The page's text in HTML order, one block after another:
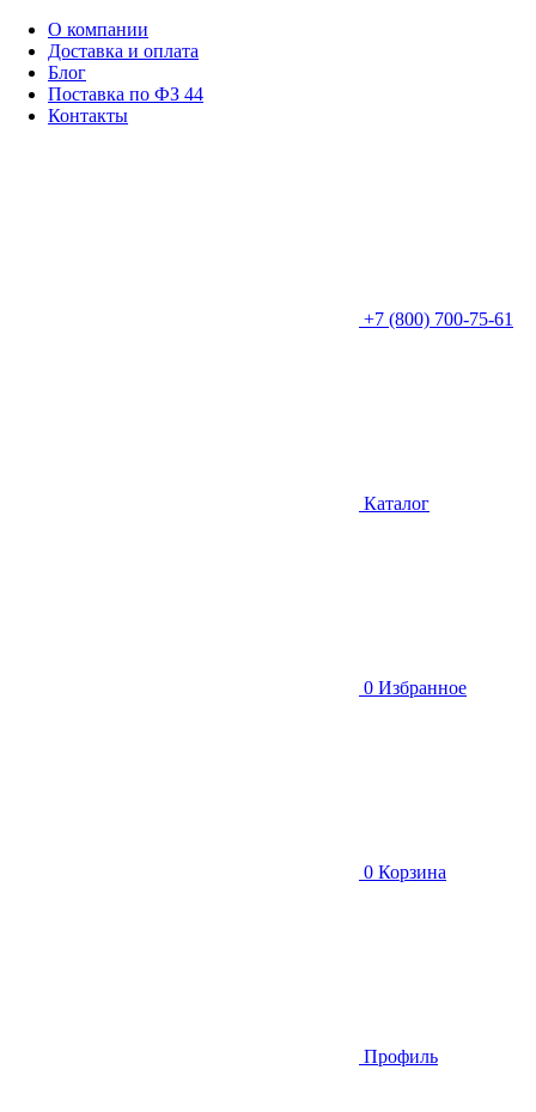
О компании
Доставка и оплата
Блог
Поставка по ФЗ 44
Контакты
+7 (800) 700-75-61
Каталог
0 Избранное
0 Корзина
Профиль